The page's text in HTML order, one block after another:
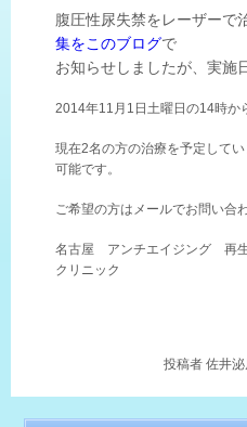
腹圧性尿失禁をレーザーで
集をこのブログで
お知らせしましたが、実施
2014年11月1日土曜日の14時か
現在2名の方の治療を予定して
可能です。
ご希望の方はメールでお問い合
名古屋 アンチエイジング 再
クリニック
投稿者 佐井